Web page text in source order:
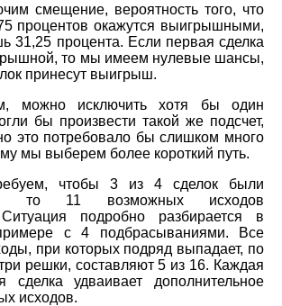
смещение, вероятность того, что
процентов окажутся выигрышными,
31,25 процента. Если первая сделка
то мы имеем нулевые шансы,
принесут выигрыш.
можно исключить хотя бы один
бы произвести такой же подсчет,
это потребовало бы слишком много
мы выберем более короткий путь.
чтобы 3 из 4 сделок были
то 11 возможных исходов
подробно разбирается в
с 4 подбрасываниями. Все
при которых подряд выпадает, по
решки, составляют 5 из 16. Каждая
сделка удваивает дополнительное
исходов.